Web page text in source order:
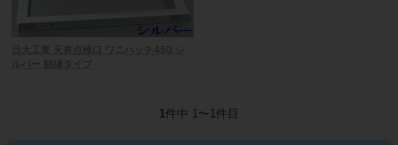
日大工業 天井点検口 ワニハッチ450 シ
ルバー 額縁タイプ
1件中 1〜1件目